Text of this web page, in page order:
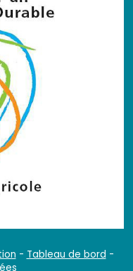
- Tableau de bord -